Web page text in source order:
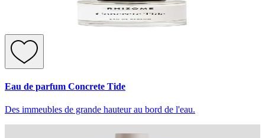
Eau de parfum Concrete Tide
Des immeubles de grande hauteur au bord de l'eau.